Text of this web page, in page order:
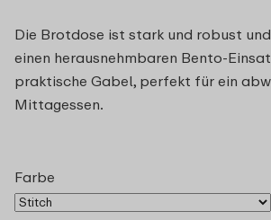
Die Brotdose ist stark und robust
einen herausnehmbaren Bento-
praktische Gabel, perfekt für ein
Mittagessen.
Farbe